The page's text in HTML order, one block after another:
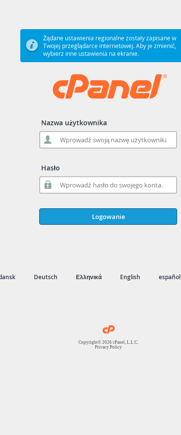
Żądane ustawienia regionalne zostały zapisane w
Twojej przeglądarce internetowej. Aby je zmienić,
wybierz inne ustawienia na ekranie.
Nazwa użytkownika
Hasło
Logowanie
Deutsch Ελληνικά English español
Copyright© 2026 cPanel, L.L.C.
Privacy Policy